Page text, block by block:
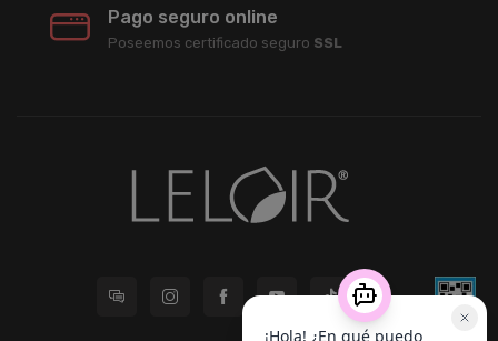
Pago seguro online
Poseemos certificado seguro SSL